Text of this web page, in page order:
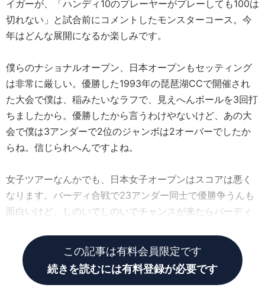
イガーが、「ハンディ10のプレーヤーがプレーしても100は
切れない」と試合前にコメントしたモンスターコース。今
年はどんな展開になるか楽しみです。
僕らのナショナルオープン、日本オープンもセッティング
は非常に厳しい。優勝した1993年の琵琶湖CCで開催され
た大会で僕は、稲みたいなラフで、見えへんボールを3回打
ちましたから。優勝したから言うわけやないけど、あの大
会で僕は3アンダーで2位のジャンボは2オーバーでしたか
らね。信じられへんですよね。
女子ツアーなんかでも、日本女子オープンはスコアは悪く
なります。バーディ合戦で23アンダー同士で優勝争うんも
面白いけど、しのいでしのいでチャンスが来たらバーディ
この記事は有料会員限定です
続きを読むには有料登録が必要です